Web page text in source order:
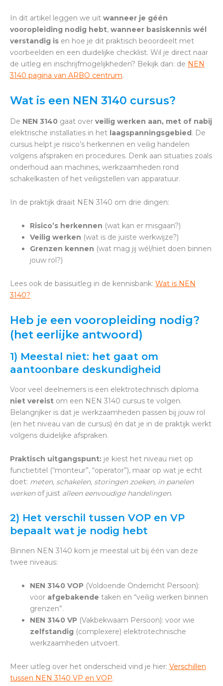
In dit artikel leggen we uit wanneer je géén
vooropleiding nodig hebt, wanneer basiskennis wél
verstandig is en hoe je dit praktisch beoordeelt met
voorbeelden en een duidelijke checklist. Wil je direct naar
de uitleg en inschrijfmogelijkheden? Bekijk dan: de NEN
3140 pagina van ARBO centrum.
Wat is een NEN 3140 cursus?
De NEN 3140 gaat over veilig werken aan, met of nabij
elektrische installaties in het laagspanningsgebied. De
cursus helpt je risico’s herkennen en veilig handelen
volgens afspraken en procedures. Denk aan situaties zoals
onderhoud aan machines, werkzaamheden rond
schakelkasten of het veiligstellen van apparatuur.
In de praktijk draait NEN 3140 om drie dingen:
Risico’s herkennen (wat kan er misgaan?)
Veilig werken (wat is de juiste werkwijze?)
Grenzen kennen (wat mag jij wél/niet doen binnen
jouw rol?)
Lees ook de basisuitleg in de kennisbank: Wat is NEN
3140?
Heb je een vooropleiding nodig?
(het eerlijke antwoord)
1) Meestal niet: het gaat om
aantoonbare deskundigheid
Voor veel deelnemers is een elektrotechnisch diploma
niet vereist om een NEN 3140 cursus te volgen.
Belangrijker is dat je werkzaamheden passen bij jouw rol
(en het niveau van de cursus) én dat je in de praktijk werkt
volgens duidelijke afspraken.
Praktisch uitgangspunt: je kiest het niveau niet op
functietitel (“monteur”, “operator”), maar op wat je echt
doet: meten, schakelen, storingen zoeken, in panelen
werkenof juist alleen eenvoudige handelingen.
2) Het verschil tussen VOP en VP
bepaalt wat je nodig hebt
Binnen NEN 3140 kom je meestal uit bij één van deze
twee niveaus:
NEN 3140 VOP (Voldoende Onderricht Persoon):
voor afgebakende taken en “veilig werken binnen
grenzen”.
NEN 3140 VP (Vakbekwaam Persoon): voor wie
zelfstandig (complexere) elektrotechnische
werkzaamheden uitvoert.
Meer uitleg over het onderscheid vind je hier: Verschillen
tussen NEN 3140 VP en VOP.